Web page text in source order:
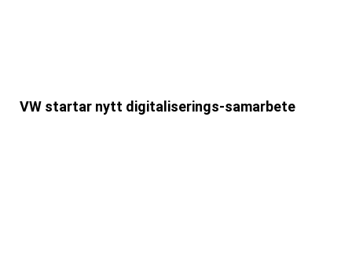
VW startar nytt digitaliserings-samarbete